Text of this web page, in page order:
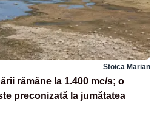
Stoica Marian
rămâne la 1.400 mc/s; o
preconizată la jumătatea